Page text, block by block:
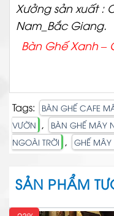
Xưởng sản xuất :
Nam_Bắc Giang.
Bàn Ghế Xanh –
Tags: BÀN GHẾ CAFE
VƯỜN
, BÀN GHẾ MÂY
NGOÀI TRỜI
, GHẾ MÂY
SẢN PHẨM